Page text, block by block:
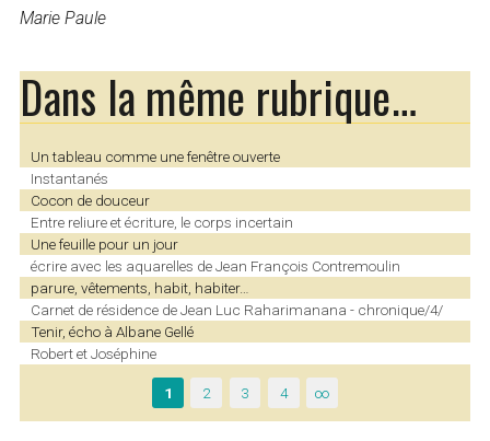
Marie Paule
Dans la même rubrique…
Un tableau comme une fenêtre ouverte
Instantanés
Cocon de douceur
Entre reliure et écriture, le corps incertain
Une feuille pour un jour
écrire avec les aquarelles de Jean François Contremoulin
parure, vêtements, habit, habiter…
Carnet de résidence de Jean Luc Raharimanana - chronique/4/
Tenir, écho à Albane Gellé
Robert et Joséphine
1 2 3 4 ∞